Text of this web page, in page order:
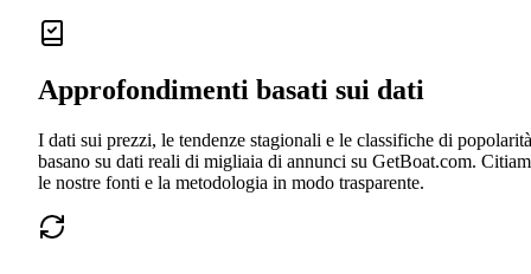
Approfondimenti basati sui dati
I dati sui prezzi, le tendenze stagionali e le classifiche di
basano su dati reali di migliaia di annunci su GetBoat.com.
le nostre fonti e la metodologia in modo trasparente.